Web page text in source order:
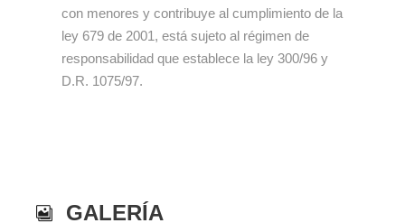
con menores y contribuye al cumplimiento de la
ley 679 de 2001, está sujeto al régimen de
responsabilidad que establece la ley 300/96 y
D.R. 1075/97.
GALERÍA